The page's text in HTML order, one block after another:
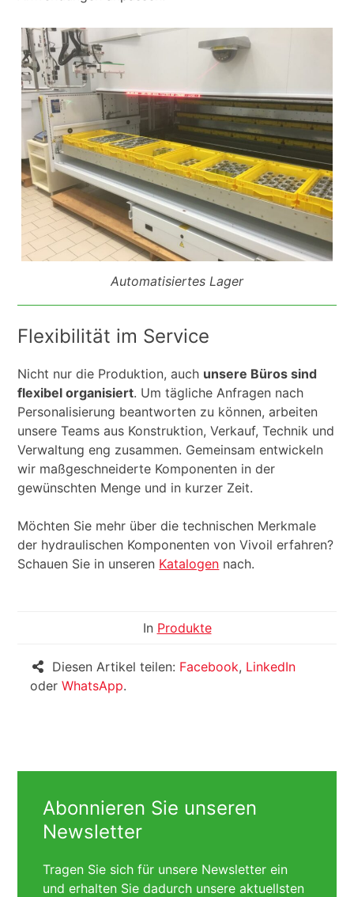
Automatisiertes Lager
Flexibilität im Service
Nicht nur die Produktion, auch unsere Büros sind
flexibel organisiert. Um tägliche Anfragen nach
Personalisierung beantworten zu können, arbeiten
unsere Teams aus Konstruktion, Verkauf, Technik und
Verwaltung eng zusammen. Gemeinsam entwickeln
wir maßgeschneiderte Komponenten in der
gewünschten Menge und in kurzer Zeit.
Möchten Sie mehr über die technischen Merkmale
der hydraulischen Komponenten von Vivoil erfahren?
Schauen Sie in unseren Katalogen nach.
In Produkte
Diesen Artikel teilen: Facebook, LinkedIn
oderWhatsApp.
Abonnieren Sie unseren
Newsletter
Tragen Sie sich für unsere Newsletter ein
und erhalten Sie dadurch unsere aktuellsten